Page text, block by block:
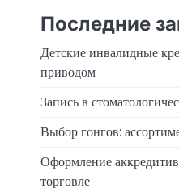
Последние
Детские инвалидные
приводом
Запись в
Выбор гонгов:
Оформление
торговле